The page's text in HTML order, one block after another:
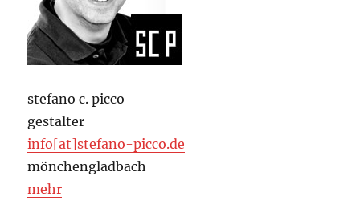
stefano c. picco
gestalter
info[at]stefano-picco.de
mönchengladbach
mehr